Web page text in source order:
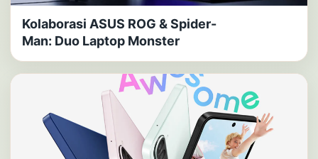
Kolaborasi ASUS ROG & Spider-
Man: Duo Laptop Monster